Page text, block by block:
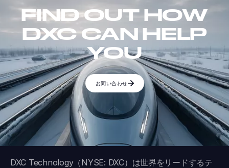
FIND OUT HOW
DXC CAN HELP
YOU
お問い合わせ
DXC Technology（NYSE: DXC）は世界をリードするテ